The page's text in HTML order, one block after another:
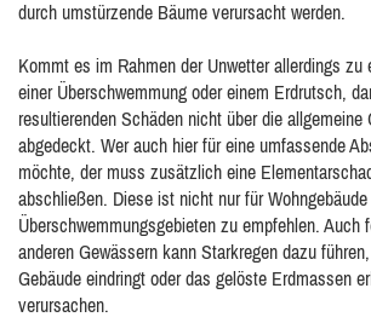
durch umstürzende Bäume verursacht werden.
Kommt es im Rahmen der Unwetter allerdings zu
einer Überschwemmung oder einem Erdrutsch,
resultierenden Schäden nicht über die allgemeine
abgedeckt. Wer auch hier für eine umfassende
möchte, der muss zusätzlich eine
abschließen. Diese ist nicht nur für
Überschwemmungsgebieten zu empfehlen. Auch
anderen Gewässern kann Starkregen dazu
Gebäude eindringt oder das gelöste Erdmassen
verursachen.